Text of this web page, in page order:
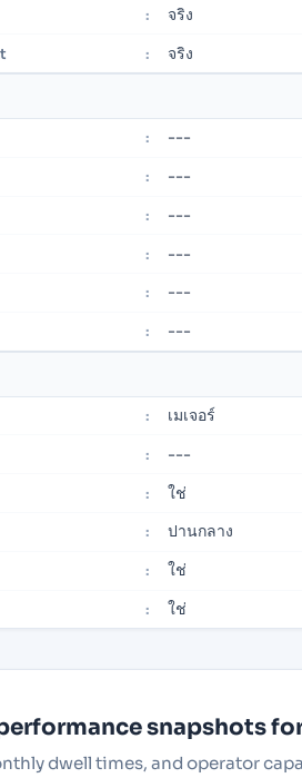
: จริง
: จริง
: ---
: ---
: ---
: ---
: ---
: ---
: เมเจอร์
: ---
: ใช่
: ปานกลาง
: ใช่
: ใช่
snapshots
dwell times, and operator